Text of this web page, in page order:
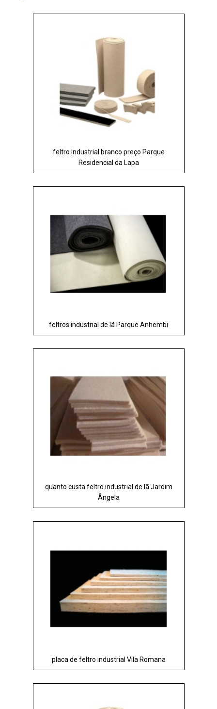
feltro industrial branco preço Parque
Residencial da Lapa
feltros industrial de lã Parque Anhembi
quanto custa feltro industrial de lã Jardim
Ângela
placa de feltro industrial Vila Romana